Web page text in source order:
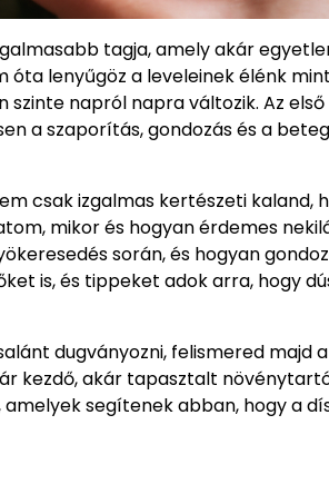
tagja, amely akár
lenyűgöz a leveleinek élénk
napról napra változik. Az
a szaporítás, gondozás és a
csak izgalmas kertészeti kaland,
mikor és hogyan érdemes
során, és hogyan
is, és tippeket adok arra, hogy
dugványozni, felismered majd
kezdő, akár tapasztalt
segítenek abban, hogy a